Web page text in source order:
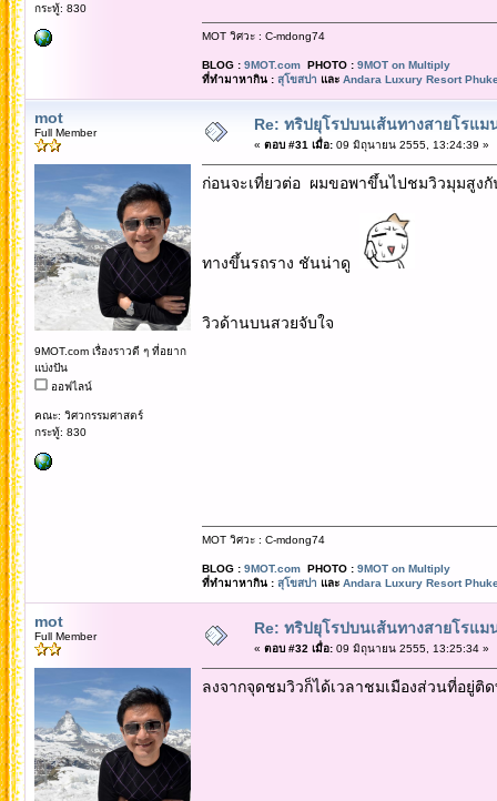
กระทู้: 830
MOT วิศวะ : C-mdong74
BLOG : 9MOT.comPHOTO : 9MOT on Multiply
ที่ทำมาหากิน : สุโขสปา และ Andara Luxury Resort
mot
Full Member
9MOT.com เรื่องราวดี ๆ ที่อยาก
แบ่งปัน
ออฟไลน์
คณะ: วิศวกรรมศาสตร์
กระทู้: 830
Re: ทริปยุโรปบนเส้นทางสายโรแม
« ตอบ #31 เมื่อ:09 มิถุนายน 2555, 13:24:39 »
ก่อนจะเที่ยวต่อ ผมขอพาขึ้นไปชมวิวมุมสูง
ทางขึ้นรถราง ชันน่าดู
วิวด้านบนสวยจับใจ
MOT วิศวะ : C-mdong74
BLOG : 9MOT.comPHOTO : 9MOT on Multiply
ที่ทำมาหากิน : สุโขสปา และ Andara Luxury Resort
mot
Full Member Re: ทริปยุโรปบนเส้นทางสายโรแม
« ตอบ #32 เมื่อ:09 มิถุนายน 2555, 13:25:34 »
ลงจากจุดชมวิวก็ได้เวลาชมเมืองส่วนที่อยู่ติ